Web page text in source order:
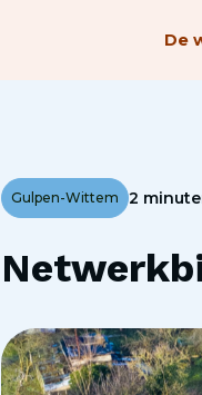
De
Gulpen-Wittem 2